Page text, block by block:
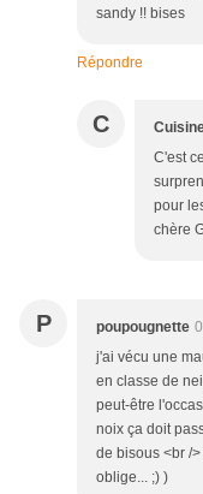
sandy !! bises
Répondre
C
C'est
pour
chère
P poupougnette
j'ai vécu une
en classe de
peut-être
noix ça doit
de bisous <br /
oblige... ;) )